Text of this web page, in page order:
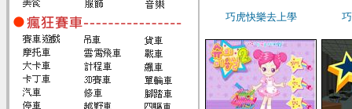
巧虎快樂去上學